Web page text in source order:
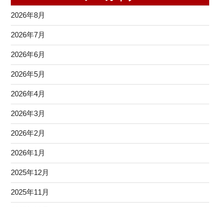
2026年8月
2026年7月
2026年6月
2026年5月
2026年4月
2026年3月
2026年2月
2026年1月
2025年12月
2025年11月